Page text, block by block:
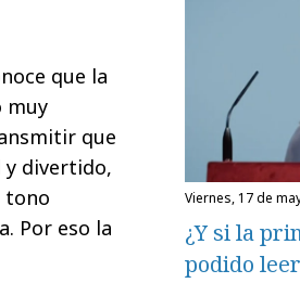
que la
muy
que
y divertido,
tono
Por eso la
viernes, 17 de
¿Y si la
podido